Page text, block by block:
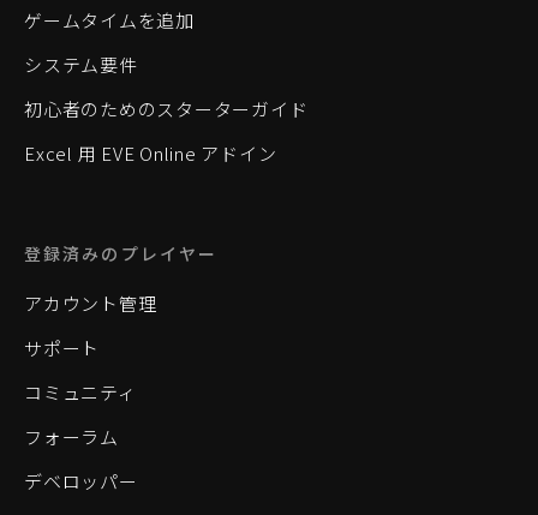
ゲームタイムを追加
システム要件
初心者のためのスターターガイド
Excel 用 EVE Online アドイン
登録済みのプレイヤー
アカウント管理
サポート
コミュニティ
フォーラム
デベロッパー